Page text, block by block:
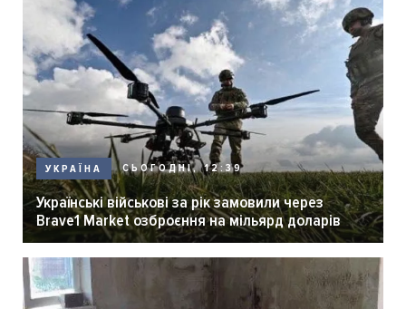
УКРАЇНА СЬОГОДНІ, 12:39
Українські військові за рік замовили через
Brave1 Market озброєння на мільярд доларів